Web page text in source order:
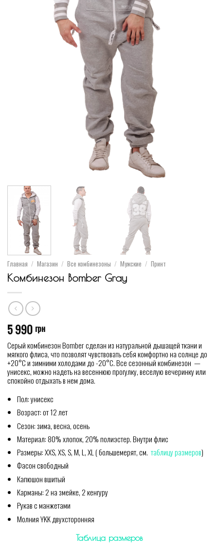
Главная / Магазин / Все комбинезоны / Мужские / Принт
Комбинезон Bomber Gray
5 990 грн
Серый комбинезон Bomber сделан из натуральной дышащей ткани и
мягкого флиса, что позволят чувствовать себя комфортно на солнце до
+20°С и зимними холодами до -20°С. Все сезонный комбинезон —
унисекс, можно надеть на весеннюю прогулку, веселую вечеринку или
спокойно отдыхать в нем дома.
Пол: унисекс
Возраст: от 12 лет
Сезон: зима, весна, осень
Материал: 80% хлопок, 20% полиэстер. Внутри флис
Размеры: XXS, XS, S, M, L, XL ( большемерят, см. таблицу размеров)
Фасон свободный
Капюшон вшитый
Карманы: 2 на змейке, 2 кенгуру
Рукав с манжетами
Молния YKK двухсторонняя
Таблица размеров